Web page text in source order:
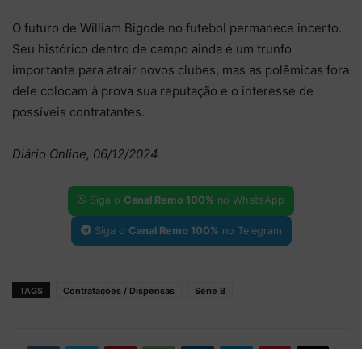
O futuro de William Bigode no futebol permanece incerto.
Seu histórico dentro de campo ainda é um trunfo
importante para atrair novos clubes, mas as polêmicas fora
dele colocam à prova sua reputação e o interesse de
possíveis contratantes.
Diário Online, 06/12/2024
Siga o Canal Remo 100% no WhatsApp
Siga o Canal Remo 100% no Telegram
TAGS Contratações / Dispensas Série B